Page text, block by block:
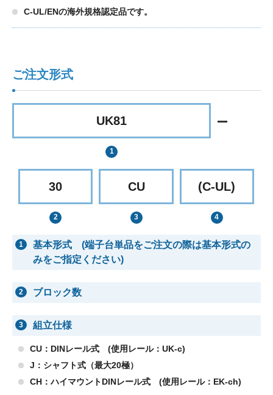
C-UL/ENの海外規格認定品です。
ご注文形式
UK81
30 CU (C-UL)
1
基本形式 (端子台単品をご注文の際は基本形式の
みをご指定ください)
2 ブロック数
3 組立仕様
CU：DINレール式 (使用レール：UK-c)
J：シャフト式（最大20極）
CH：ハイマウントDINレール式 (使用レール：EK-ch)